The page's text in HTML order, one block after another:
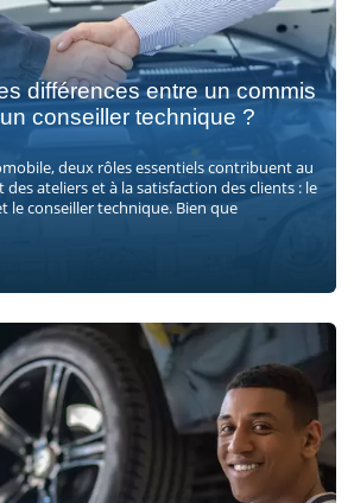
différences entre un commis
conseiller technique ?
deux rôles essentiels contribuent au
ateliers et à la satisfaction des clients : le
le conseiller technique. Bien que